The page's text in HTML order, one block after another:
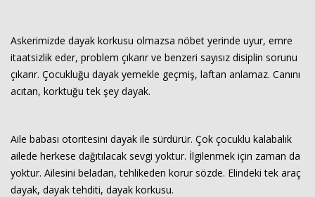
Askerimizde dayak korkusu olmazsa nöbet yerinde uyur, emre
itaatsizlik eder, problem çıkarır ve benzeri sayısız disiplin sorunu
çıkarır. Çocukluğu dayak yemekle geçmiş, laftan anlamaz. Canını
acıtan, korktuğu tek şey dayak.
Aile babası otoritesini dayak ile sürdürür. Çok çocuklu kalabalık
ailede herkese dağıtılacak sevgi yoktur. İlgilenmek için zaman da
yoktur. Ailesini beladan, tehlikeden korur sözde. Elindeki tek araç
dayak, dayak tehditi, dayak korkusu.